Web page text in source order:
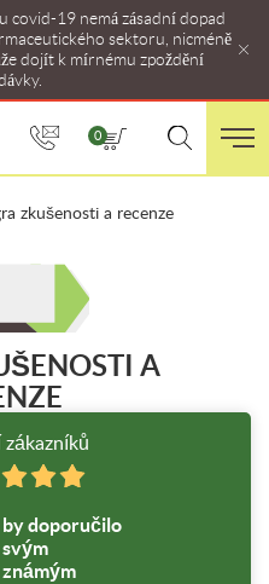
covid-19 nemá zásadní dopad
sektoru, nicméně
dojít k mírnému zpoždění
0
zkušenosti a recenze
A
by doporučilo
svým
známým